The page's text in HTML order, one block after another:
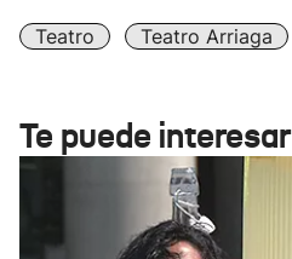
Teatro Teatro Arriaga
Te puede interesar